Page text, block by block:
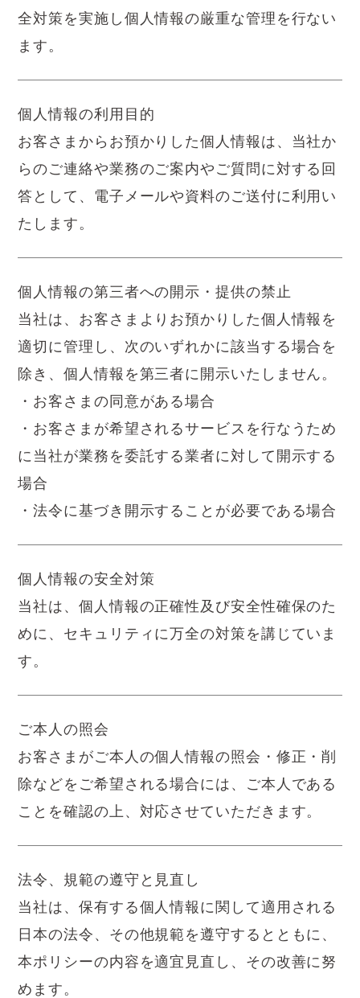
全対策を実施し個人情報の厳重な管理を行ない
ます。
個人情報の利用目的
お客さまからお預かりした個人情報は、当社か
らのご連絡や業務のご案内やご質問に対する回
答として、電子メールや資料のご送付に利用い
たします。
個人情報の第三者への開示・提供の禁止
当社は、お客さまよりお預かりした個人情報を
適切に管理し、次のいずれかに該当する場合を
除き、個人情報を第三者に開示いたしません。
・お客さまの同意がある場合
・お客さまが希望されるサービスを行なうため
に当社が業務を委託する業者に対して開示する
場合
・法令に基づき開示することが必要である場合
個人情報の安全対策
当社は、個人情報の正確性及び安全性確保のた
めに、セキュリティに万全の対策を講じていま
す。
ご本人の照会
お客さまがご本人の個人情報の照会・修正・削
除などをご希望される場合には、ご本人である
ことを確認の上、対応させていただきます。
法令、規範の遵守と見直し
当社は、保有する個人情報に関して適用される
日本の法令、その他規範を遵守するとともに、
本ポリシーの内容を適宜見直し、その改善に努
めます。